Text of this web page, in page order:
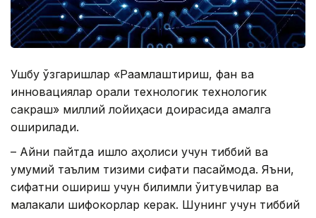
Ушбу ўзгаришлар «Рақамлаштириш, фан ва
инновациялар орқали технологик технологик
сакраш» миллий лойиҳаси доирасида амалга
оширилади.
– Aйни пайтда қишлоқ аҳолиси учун тиббий ва
умумий таълим тизими сифати пасаймоқда. Яъни,
сифатни ошириш учун билимли ўқитувчилар ва
малакали шифокорлар керак. Шунинг учун тиббий